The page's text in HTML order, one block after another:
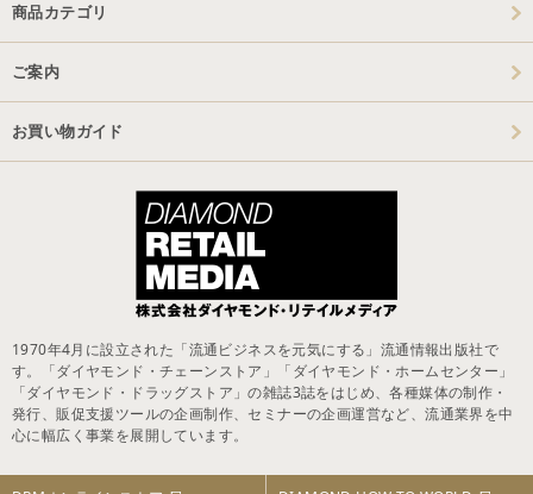
商品カテゴリ
ご案内
お買い物ガイド
1970年4月に設立された「流通ビジネスを元気にする」流通情報出版社で
す。「ダイヤモンド・チェーンストア」「ダイヤモンド・ホームセンター」
「ダイヤモンド・ドラッグストア」の雑誌3誌をはじめ、各種媒体の制作・
発行、販促支援ツールの企画制作、セミナーの企画運営など、流通業界を中
心に幅広く事業を展開しています。